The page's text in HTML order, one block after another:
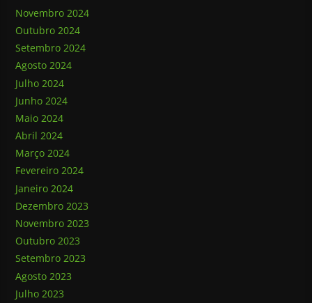
Novembro 2024
Outubro 2024
Setembro 2024
Agosto 2024
Julho 2024
Junho 2024
Maio 2024
Abril 2024
Março 2024
Fevereiro 2024
Janeiro 2024
Dezembro 2023
Novembro 2023
Outubro 2023
Setembro 2023
Agosto 2023
Julho 2023